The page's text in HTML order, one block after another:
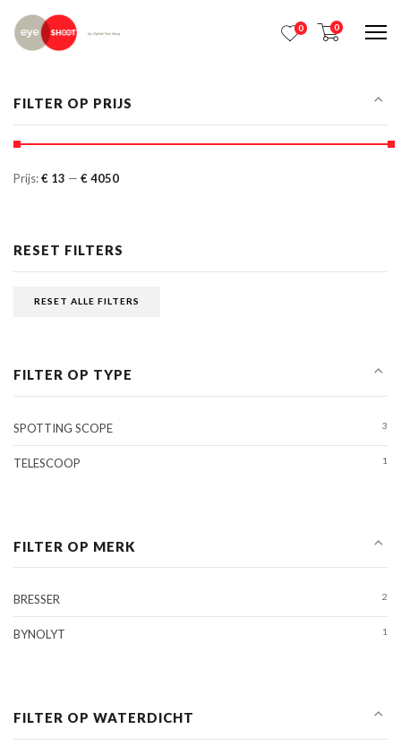
0 0
FILTER OP PRIJS
Prijs:€ 13 — € 4050
RESET FILTERS
RESET ALLE FILTERS
FILTER OP TYPE
SPOTTING SCOPE 3
TELESCOOP 1
FILTER OP MERK
BRESSER 2
BYNOLYT 1
FILTER OP WATERDICHT